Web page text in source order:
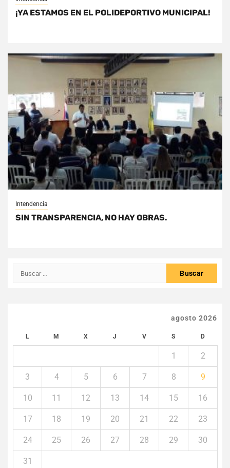
¡YA ESTAMOS EN EL POLIDEPORTIVO MUNICIPAL!
Intendencia
SIN TRANSPARENCIA, NO HAY OBRAS.
Buscar:
agosto 2026
L M X J V S D
1 2
3 4 5 6 7 8 9
10 11 12 13 14 15 16
17 18 19 20 21 22 23
24 25 26 27 28 29 30
31